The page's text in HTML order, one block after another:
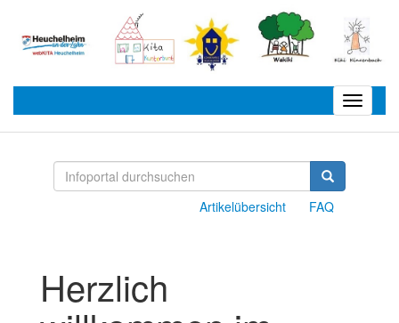
Toggle
FAQ
Artikelübersicht
Herzlich